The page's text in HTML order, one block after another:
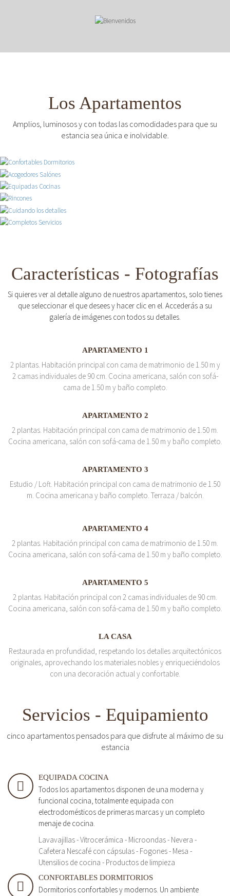
Los Apartamentos
Amplios, luminosos y con todas las comodidades para que su
estancia sea única e inolvidable.
Características - Fotografías
Si quieres ver al detalle alguno de nuestros apartamentos, solo tienes
que seleccionar el que desees y hacer clic en el. Accederás a su
galería de imágenes con todos su detalles.
APARTAMENTO 1
2 plantas. Habitación principal con cama de matrimonio de 1.50 m y
2 camas individuales de 90 cm. Cocina americana, salón con sofá-
cama de 1.50 m y baño completo.
APARTAMENTO 2
2 plantas. Habitación principal con cama de matrimonio de 1.50 m.
Cocina americana, salón con sofá-cama de 1.50 m y baño completo.
APARTAMENTO 3
Estudio / Loft. Habitación principal con cama de matrimonio de 1.50
m. Cocina americana y baño completo. Terraza / balcón.
APARTAMENTO 4
2 plantas. Habitación principal con cama de matrimonio de 1.50 m.
Cocina americana, salón con sofá-cama de 1.50 m y baño completo.
APARTAMENTO 5
2 plantas. Habitación principal con 2 camas individuales de 90 cm.
Cocina americana, salón con sofá-cama de 1.50 m y baño completo.
LA CASA
Restaurada en profundidad, respetando los detalles arquitectónicos
originales, aprovechando los materiales nobles y enriqueciéndolos
con una decoración actual y confortable.
Servicios - Equipamiento
cinco apartamentos pensados para que disfrute al máximo de su
estancia
EQUIPADA COCINA
Todos los apartamentos disponen de una moderna y
funcional cocina, totalmente equipada con
electrodomésticos de primeras marcas y un completo
menaje de cocina.
Lavavajillas - Vitrocerámica - Microondas - Nevera -
Cafetera Nescafé con cápsulas - Fogones - Mesa -
Utensilios de cocina - Productos de limpieza
CONFORTABLES DORMITORIOS
Dormitorios confortables y modernos. Un ambiente